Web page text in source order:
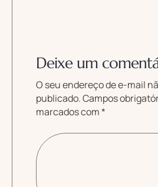
Deixe um
O seu endereço de e-mail
publicado.Campos
marcados com*